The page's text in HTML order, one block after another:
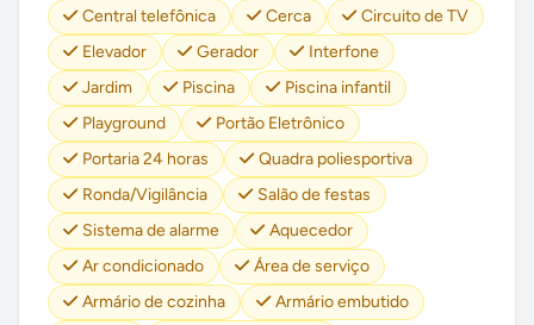
Central telefônica
Cerca
Circuito de TV
Elevador
Gerador
Interfone
Jardim
Piscina
Piscina infantil
Playground
Portão Eletrônico
Portaria 24 horas
Quadra poliesportiva
Ronda/Vigilância
Salão de festas
Sistema de alarme
Aquecedor
Ar condicionado
Área de serviço
Armário de cozinha
Armário embutido